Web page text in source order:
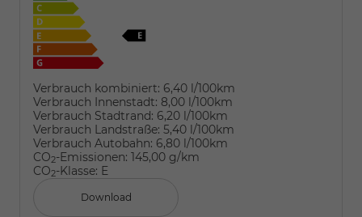
Verbrauch kombiniert: 6,40 l/100km
Verbrauch Innenstadt: 8,00 l/100km
Verbrauch Stadtrand: 6,20 l/100km
Verbrauch Landstraße: 5,40 l/100km
Verbrauch Autobahn: 6,80 l/100km
CO2-Emissionen: 145,00 g/km
CO2-Klasse: E
Download